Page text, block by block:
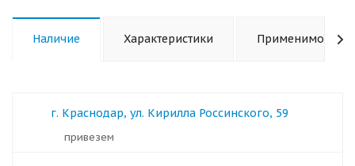
Наличие Характеристики Применимость
г. Краснодар, ул. Кирилла Россинского, 59
Привезем